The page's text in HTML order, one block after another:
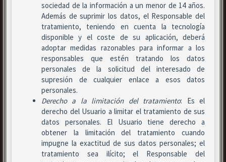
sociedad de la información a un menor de 14 años.
Además de suprimir los datos, el Responsable del
tratamiento, teniendo en cuenta la tecnología
disponible y el coste de su aplicación, deberá
adoptar medidas razonables para informar a los
responsables que estén tratando los datos
personales de la solicitud del interesado de
supresión de cualquier enlace a esos datos
personales.
Derecho a la limitación del tratamiento: Es el
derecho del Usuario a limitar el tratamiento de sus
datos personales. El Usuario tiene derecho a
obtener la limitación del tratamiento cuando
impugne la exactitud de sus datos personales; el
tratamiento sea ilícito; el Responsable del